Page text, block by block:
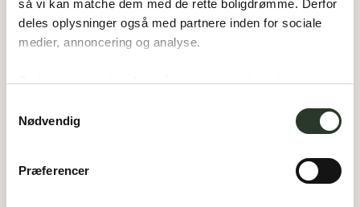
så vi kan matche dem med de rette boligdrømme. Derfor
deles oplysninger også med partnere inden for sociale
medier, annoncering og analyse.
Du bestemmer, hvad vi må gemme i værktøjskassen –
Nødvendig
Præferencer
V 180-B
Type:
Vinkelhus